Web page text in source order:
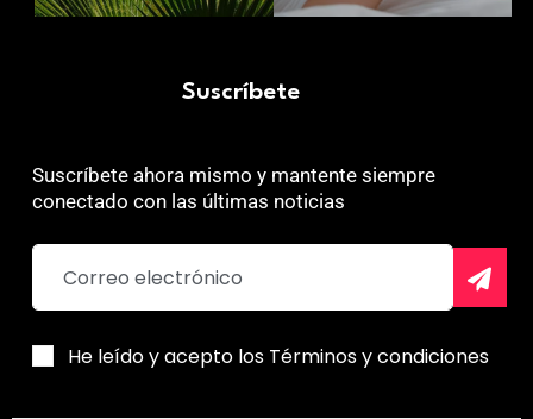
Suscríbete
Suscríbete ahora mismo y mantente siempre
conectado con las últimas noticias
He leído y acepto los Términos y condiciones